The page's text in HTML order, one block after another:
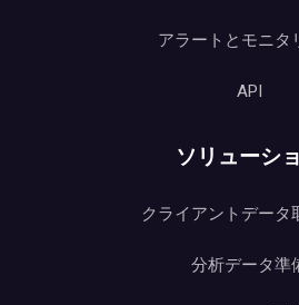
アラートとモニタ
API
ソリューシ
クライアントデータ
分析データ準